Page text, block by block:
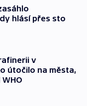
hlásí přes sto
v
útočilo na města,